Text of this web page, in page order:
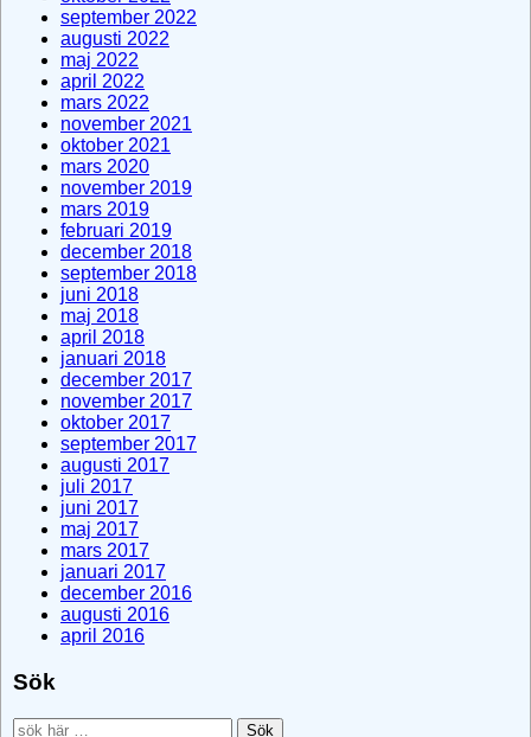
september 2022
augusti 2022
maj 2022
april 2022
mars 2022
november 2021
oktober 2021
mars 2020
november 2019
mars 2019
februari 2019
december 2018
september 2018
juni 2018
maj 2018
april 2018
januari 2018
december 2017
november 2017
oktober 2017
september 2017
augusti 2017
juli 2017
juni 2017
maj 2017
mars 2017
januari 2017
december 2016
augusti 2016
april 2016
Sök
Search